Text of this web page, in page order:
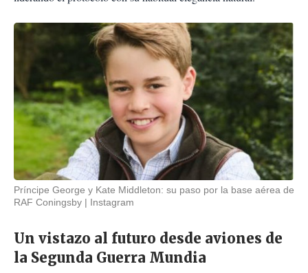
Príncipe George y Kate Middleton: su paso por la base aérea de
RAF Coningsby
Instagram
Un vistazo al futuro desde aviones de
la Segunda Guerra Mundia